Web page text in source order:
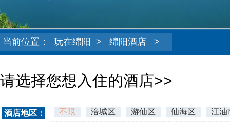
当前位置： 玩在绵阳 > 绵阳酒店 >
请选择您想入住的酒店>>
酒店地区： 不限 涪城区 游仙区 仙海区
江油